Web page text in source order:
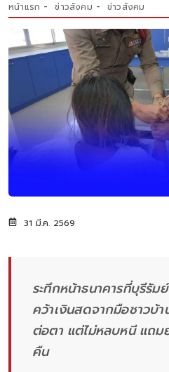
หน้าแรก ข่าวสังคม ข่าวสังคม
31 มี.ค. 2569
ระทึกหน้าธนาคารที่บุรีรั
คว้าเงินสดจากมือชาวบ้
ต่อตา แต่ไม่หลบหนี แถม
คืน